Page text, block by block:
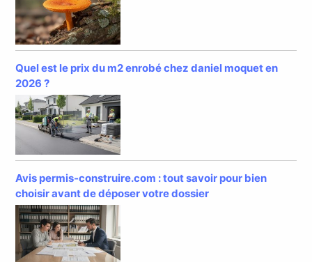
Quel est le prix du m2 enrobé chez daniel moquet en
2026 ?
Avis permis-construire.com : tout savoir pour bien
choisir avant de déposer votre dossier